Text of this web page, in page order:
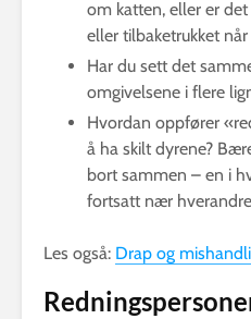
om katten, eller er
eller tilbaketrukket
Har du sett det
omgivelsene i flere
Hvordan oppfører
å ha skilt dyrene?
bort sammen – en i
fortsatt nær
Les også: Drap og